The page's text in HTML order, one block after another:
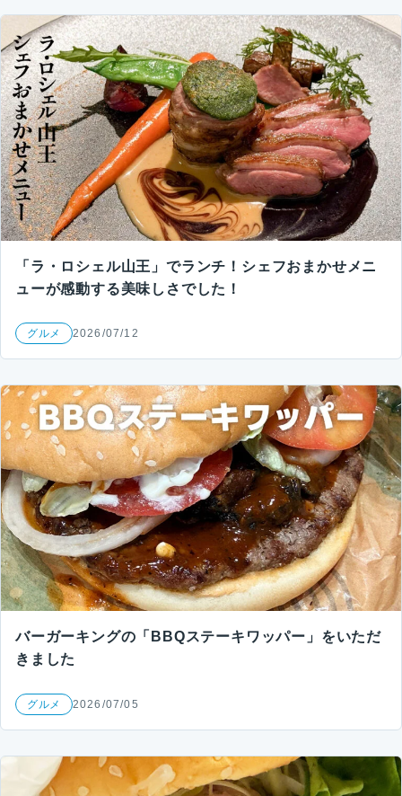
「ラ・ロシェル山王」でランチ！シェフおまかせメニ
ューが感動する美味しさでした！
グルメ 2026/07/12
バーガーキングの「BBQステーキワッパー」をいただ
きました
グルメ 2026/07/05